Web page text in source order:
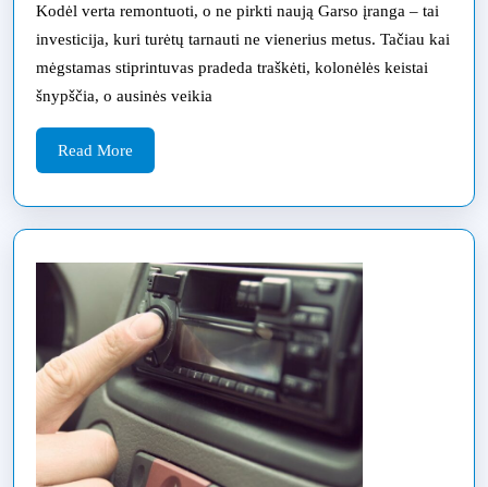
įrangą:
praktiniai
patarimai
Kodėl verta remontuoti, o ne pirkti naują Garso įranga – tai
investicija, kuri turėtų tarnauti ne vienerius metus. Tačiau kai
mėgstamas stiprintuvas pradeda traškėti, kolonėlės keistai
šnypščia, o ausinės veikia
Read More
More